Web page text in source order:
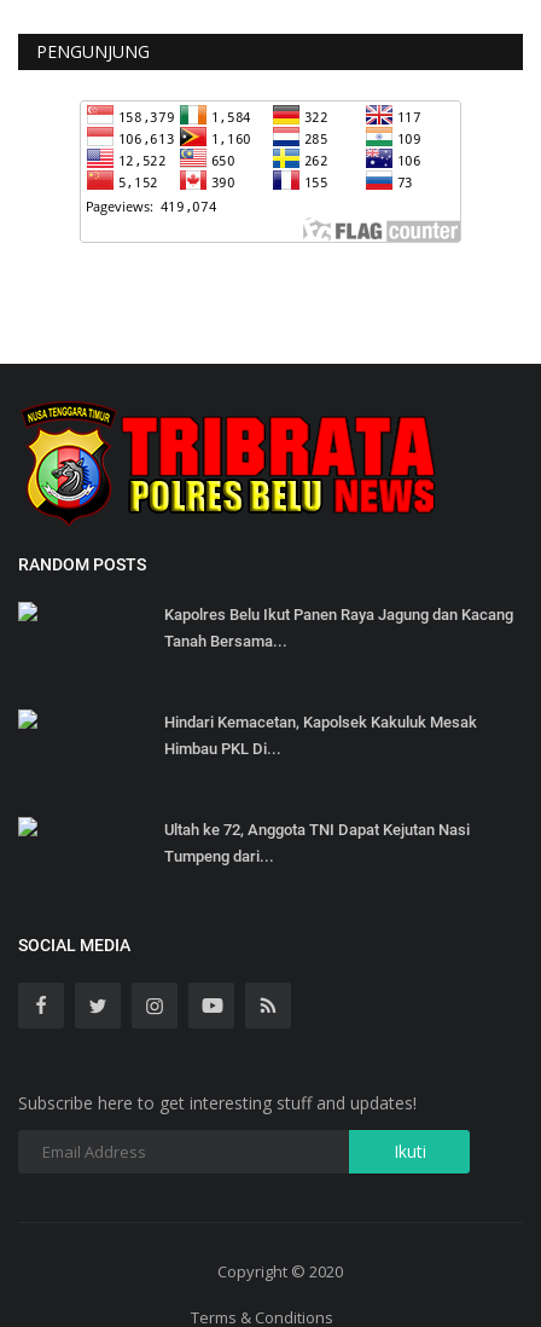
PENGUNJUNG
RANDOM POSTS
Kapolres Belu Ikut Panen Raya Jagung dan Kacang
Tanah Bersama...
Hindari Kemacetan, Kapolsek Kakuluk Mesak
Himbau PKL Di...
Ultah ke 72, Anggota TNI Dapat Kejutan Nasi
Tumpeng dari...
SOCIAL MEDIA
Subscribe here to get interesting stuff and updates!
Copyright © 2020
Terms & Conditions